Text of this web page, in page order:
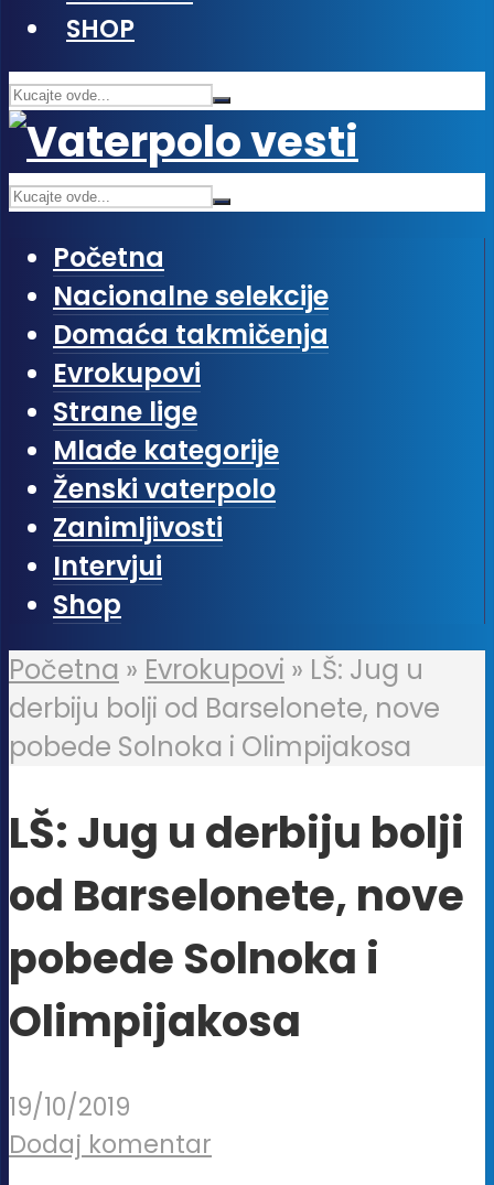
SHOP
Početna
Nacionalne selekcije
Domaća takmičenja
Evrokupovi
Strane lige
Mlađe kategorije
Ženski vaterpolo
Zanimljivosti
Intervjui
Shop
Početna » Evrokupovi » LŠ: Jug u
derbiju bolji od Barselonete, nove
pobede Solnoka i Olimpijakosa
LŠ: Jug u derbiju bolji
od Barselonete, nove
pobede Solnoka i
Olimpijakosa
19/10/2019
Dodaj komentar